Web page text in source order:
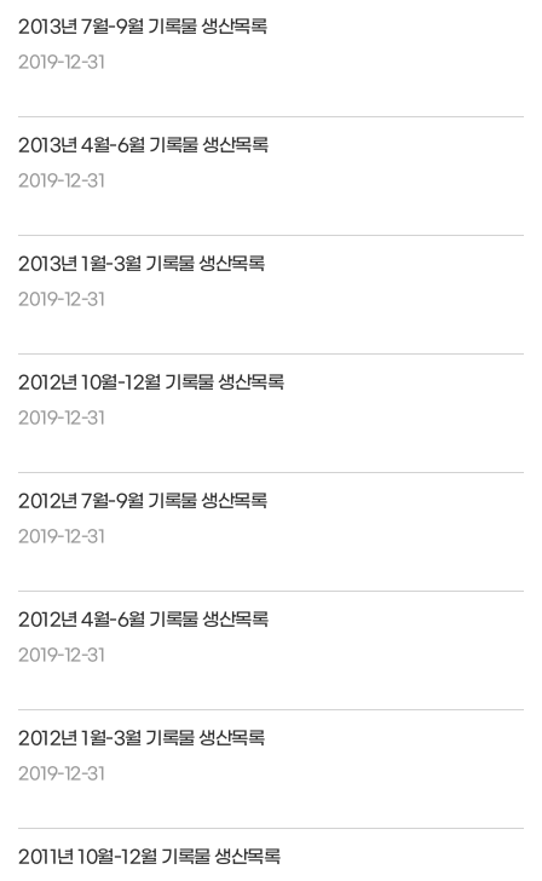
2013년 7월-9월 기록물 생산목록
2019-12-31
2013년 4월-6월 기록물 생산목록
2019-12-31
2013년 1월-3월 기록물 생산목록
2019-12-31
2012년 10월-12월 기록물 생산목록
2019-12-31
2012년 7월-9월 기록물 생산목록
2019-12-31
2012년 4월-6월 기록물 생산목록
2019-12-31
2012년 1월-3월 기록물 생산목록
2019-12-31
2011년 10월-12월 기록물 생산목록